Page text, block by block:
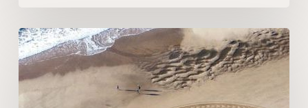
Le
Feng
Shui